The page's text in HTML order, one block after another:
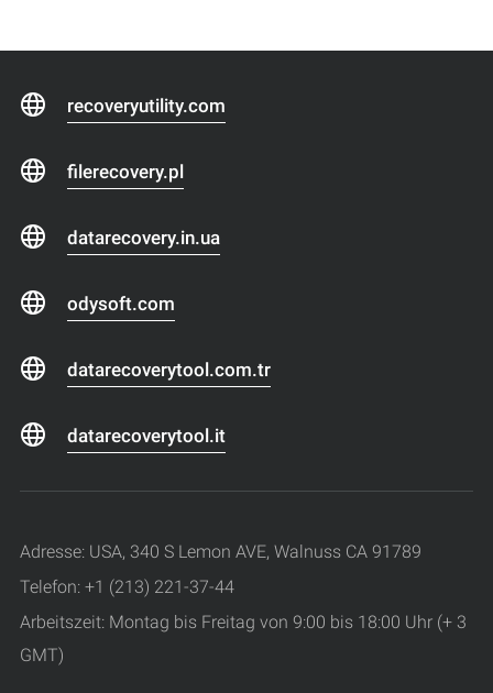
recoveryutility.com
filerecovery.pl
datarecovery.in.ua
odysoft.com
datarecoverytool.com.tr
datarecoverytool.it
Adresse: USA, 340 S Lemon AVE, Walnuss CA 91789
Telefon: +1 (213) 221-37-44
Arbeitszeit: Montag bis Freitag von 9:00 bis 18:00 Uhr (+ 3
GMT)